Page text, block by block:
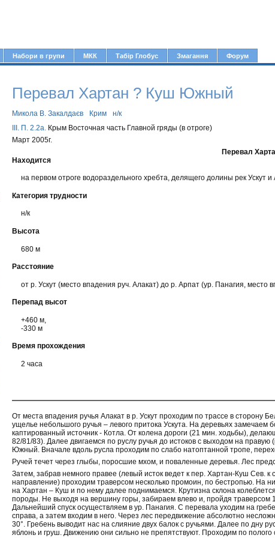
Набори в групи МКК Табір Глобус Змагання Форум
Перевал Хартан ? Куш Южный
Микола В. Закалдаєв Крим
н/к
III. П. 2.2а.Крым Восточная часть Главной гряды (в отроге)
Март 2005г.
Перевал
Находится
на первом отроге водораздельного хребта, делящего долины рек
Категория трудности
н/к
Высота
680 м
Расстояние
от р. Ускут (место впадения руч. Алакат) до р. Арпат (ур. Панагия, место
Перепад высот
+460 м,
-330 м
Время прохождения
2 часа
От места впадения ручья Алакат в р. Ускут проходим по трассе в сторону
ущелье небольшого ручья – левого притока Ускута. На деревьях
каптированный источник - Котла. От колена дороги (21 мин. ходьбы),
82/81/83). Далее двигаемся по руслу ручья до истоков с выходом на
Южный. Вначале вдоль русла проходим по слабо натоптанной тропе,
Ручей течет через глыбы, поросшие мхом, и поваленные деревья. Лес
Затем, забрав немного правее (левый исток ведет к пер. Хартан-Куш Сев.
направление) проходим траверсом несколько промоин, по бестропью. На
на Хартан – Куш и по нему далее поднимаемся. Крутизна склона
породы. Не выходя на вершину горы, забираем влево и, пройдя
Дальнейший спуск осуществляем в ур. Панагия. С перевала уходим на
справа, а затем входим в него. Через лес передвижение абсолютно
30°. Гребень выводит нас на слияние двух балок с ручьями. Далее по дну
яблонь и груш. Движению они сильно не препятствуют. Проходим по